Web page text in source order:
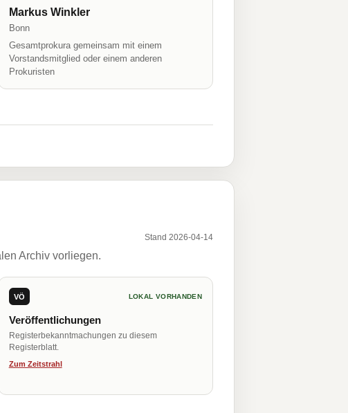
Markus Winkler
Bonn
Gesamtprokura gemeinsam mit einem
Vorstandsmitglied oder einem anderen
Prokuristen
Stand 2026-04-14
Archiv vorliegen.
VÖ LOKAL VORHANDEN
Veröffentlichungen
Registerbekanntmachungen zu diesem
Registerblatt.
Zum Zeitstrahl